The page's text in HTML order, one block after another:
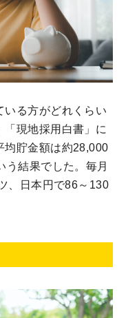
いる方がどれくらい
「現地採用白書」に
均貯金額は約28,000
う結果でした。毎月
、日本円で86～130